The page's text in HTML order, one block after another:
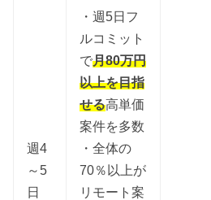
週4
～5
日
・週5日フ
ルコミット
で月80万円
以上を目指
せる高単価
案件を多数
・全体の
70％以上が
リモート案